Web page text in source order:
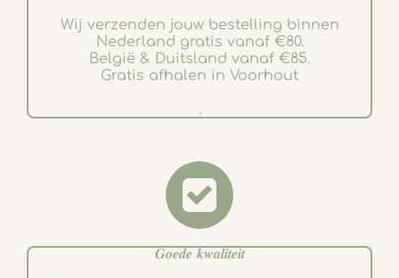
Wij verzenden jouw bestelling binnen
Nederland gratis vanaf €80.
België & Duitsland vanaf €85.
Gratis afhalen in Voorhout
.
𝑮𝒐𝒆𝒅𝒆 𝒌𝒘𝒂𝒍𝒊𝒕𝒆𝒊𝒕